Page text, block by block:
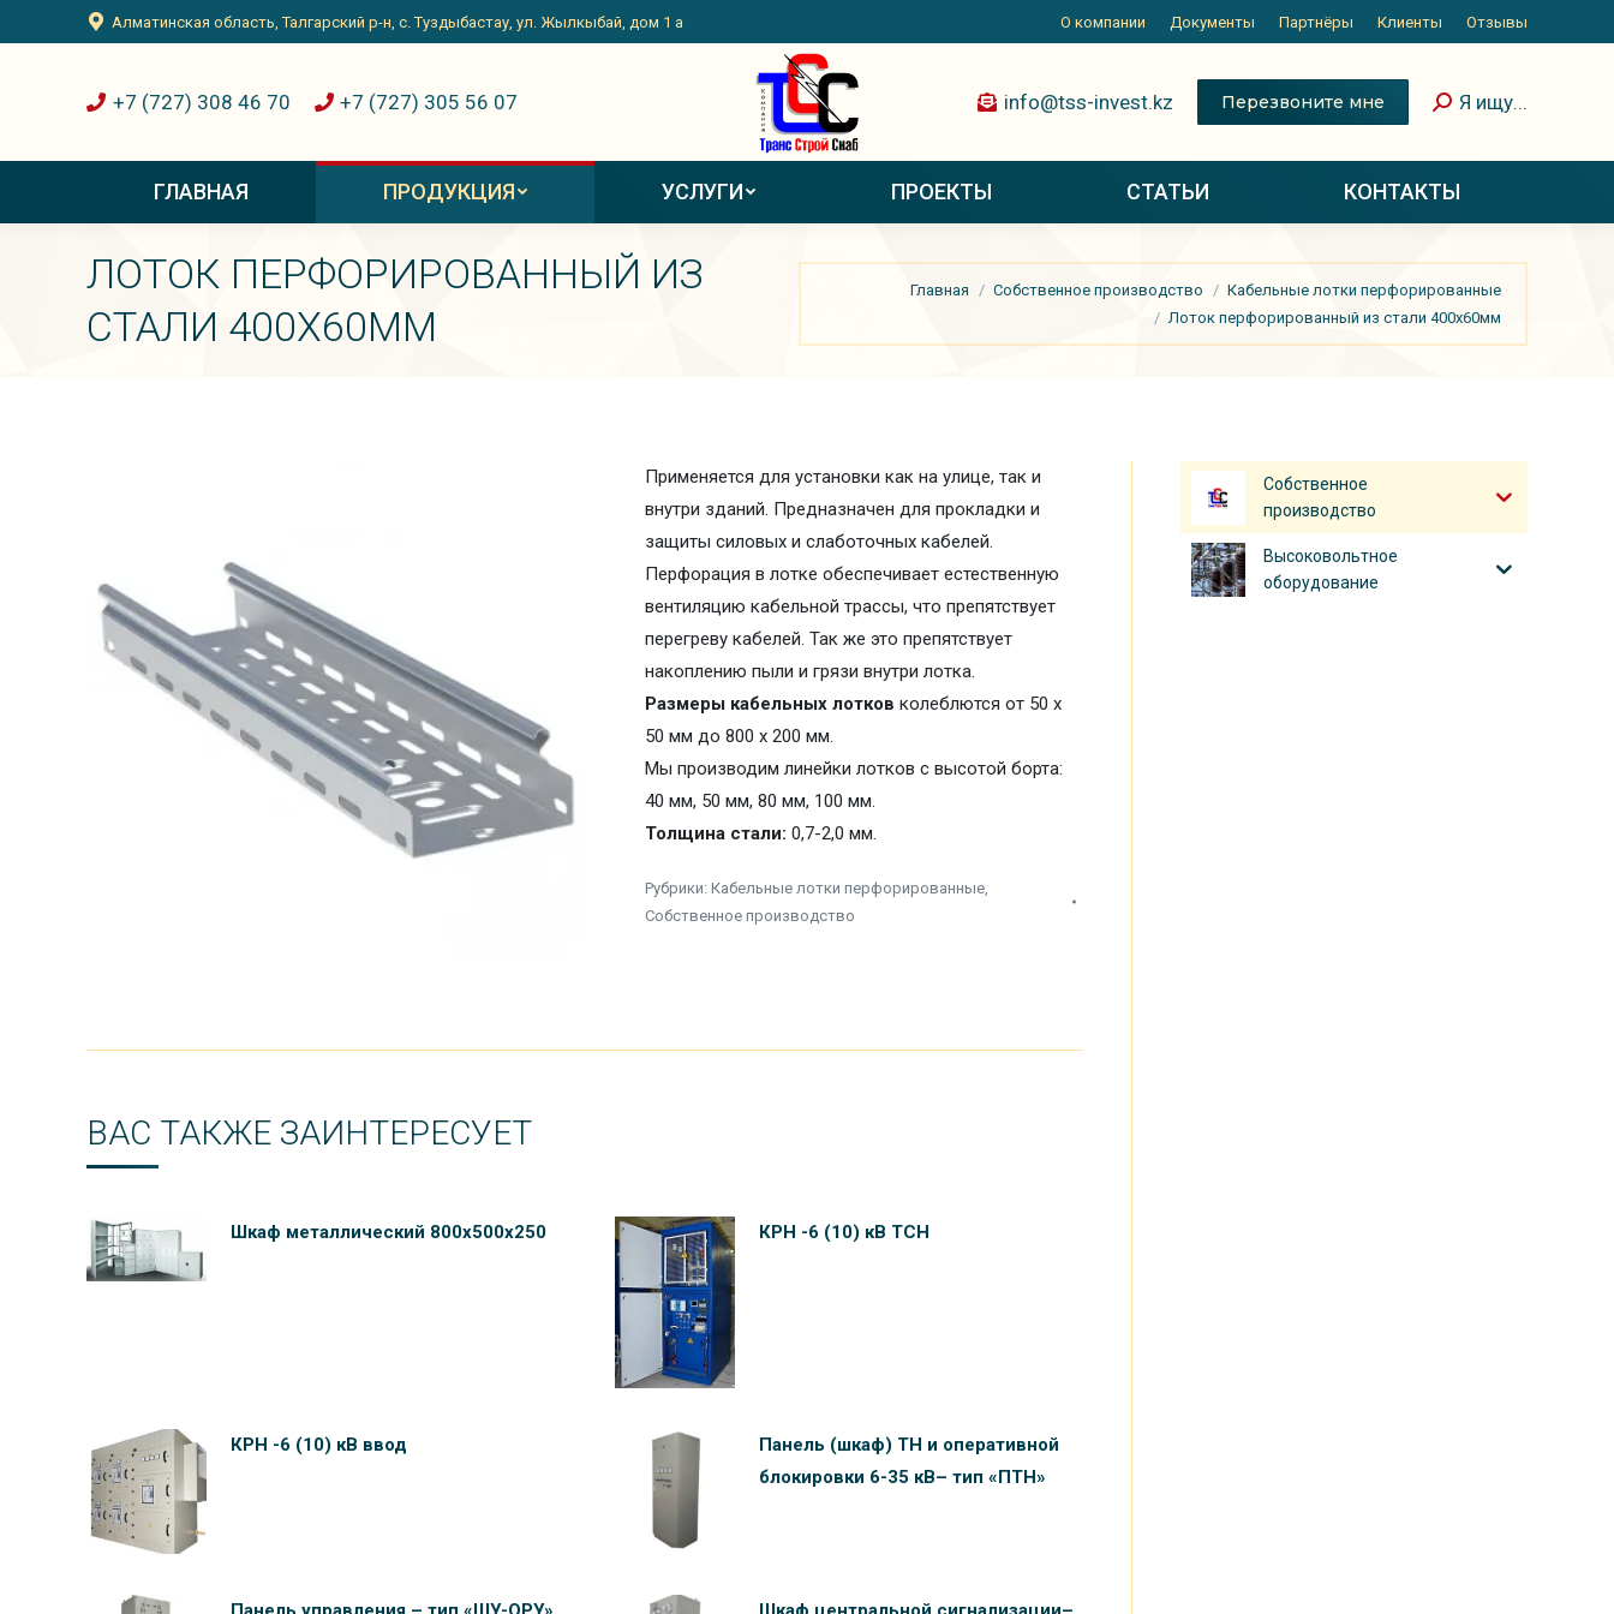
Алматинская область, Талгарский р-н, с. Туздыбастау, ул. Жылкыбай, дом 1 а О компании Документы Партнёры Клиенты Отзывы
+7 (727) 308 46 70 +7 (727) 305 56 07 info@tss-invest.kz Перезвоните мне Я ищу...
ГЛАВНАЯ ПРОДУКЦИЯ УСЛУГИ ПРОЕКТЫ СТАТЬИ КОНТАКТЫ
ЛОТОК ПЕРФОРИРОВАННЫЙ ИЗ
СТАЛИ 400Х60ММ
Вы здесь:
Главная Собственное производство
Кабельные лотки перфорированные
Лоток перфорированный из стали 400х60мм
Применяется для установки как на улице, так и
внутри зданий. Предназначен для прокладки и
защиты силовых и слаботочных кабелей.
Перфорация в лотке обеспечивает естественную
вентиляцию кабельной трассы, что препятствует
перегреву кабелей. Так же это препятствует
накоплению пыли и грязи внутри лотка.
Размеры кабельных лотков колеблются от 50 х
50 мм до 800 х 200 мм.
Мы производим линейки лотков с высотой борта:
40 мм, 50 мм, 80 мм, 100 мм.
Толщина стали: 0,7-2,0 мм.
Рубрики: Кабельные лотки перфорированные,
Собственное производство
ВАС ТАКЖЕ ЗАИНТЕРЕСУЕТ
Шкаф металлический 800х500х250 КРН -6 (10) кВ ТСН
КРН -6 (10) кВ ввод
Панель (шкаф) ТН и оперативной
блокировки 6-35 кВ– тип «ПТН»
Собственное
производство
Высоковольтное
оборудование